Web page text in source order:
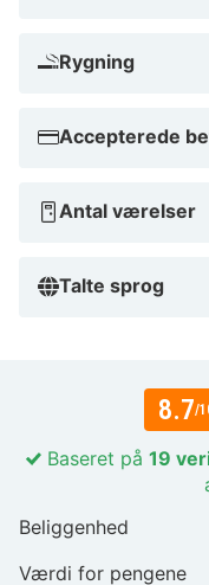
Rygning
Accepterede
Antal værelser
Talte sprog
8.7/
Baseret på 19
Beliggenhed
Værdi for pengene